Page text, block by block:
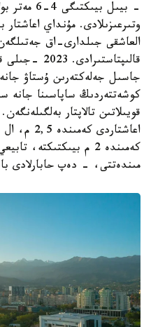
- بيىل
وتىرعىزىلادى. مۇنداي
العاشقى جىلدارى-اق
جاسىل جەلەكتەرىن ۇستاۋ
كوشەتتەردىڭ ساپاسىنا جانە
قويىلاتىن تالاپتار
كەمىندە 2 م
مىندەتتى، - دەپ حابارلادى